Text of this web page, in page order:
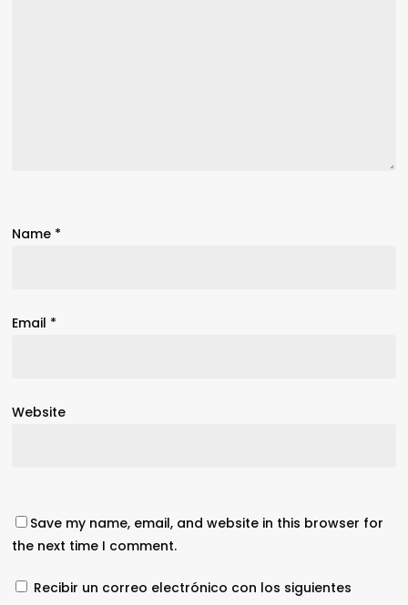
Name *
Email *
Website
Save my name, email, and website in this browser for
the next time I comment.
Recibir un correo electrónico con los siguientes